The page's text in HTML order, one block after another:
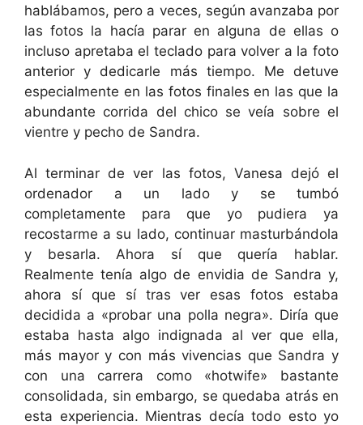
hablábamos, pero a veces, según avanzaba por
las fotos la hacía parar en alguna de ellas o
incluso apretaba el teclado para volver a la foto
anterior y dedicarle más tiempo. Me detuve
especialmente en las fotos finales en las que la
abundante corrida del chico se veía sobre el
vientre y pecho de Sandra.
Al terminar de ver las fotos, Vanesa dejó el
ordenador a un lado y se tumbó
completamente para que yo pudiera ya
recostarme a su lado, continuar masturbándola
y besarla. Ahora sí que quería hablar.
Realmente tenía algo de envidia de Sandra y,
ahora sí que sí tras ver esas fotos estaba
decidida a «probar una polla negra». Diría que
estaba hasta algo indignada al ver que ella,
más mayor y con más vivencias que Sandra y
con una carrera como «hotwife» bastante
consolidada, sin embargo, se quedaba atrás en
esta experiencia. Mientras decía todo esto yo